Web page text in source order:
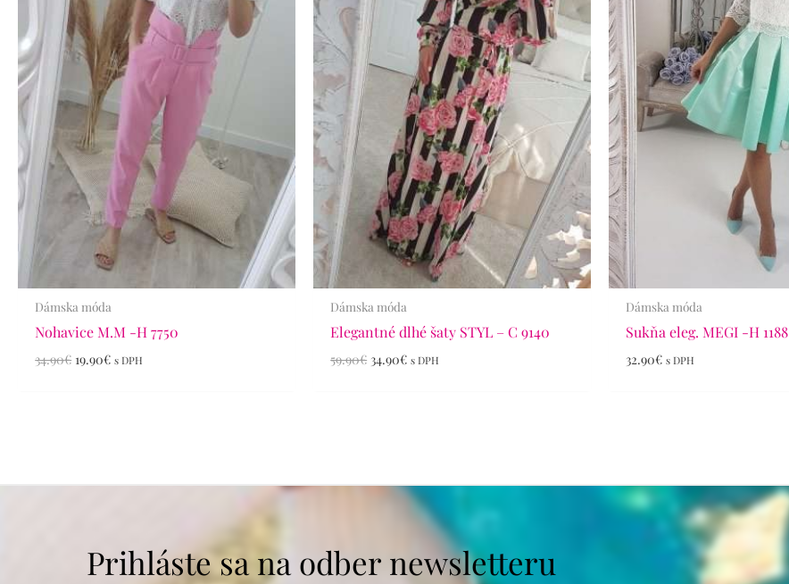
Dámska móda
Nohavice M.M -H 7750
34.90€ 19.90€ s DPH
Dámska móda
Elegantné dlhé šaty STYL – C 9140
59.90€ 34.90€ s DPH
Dámska móda
Sukňa eleg. MEGI -H 1188
32.90€ s DPH
Prihláste sa na odber newsletteru